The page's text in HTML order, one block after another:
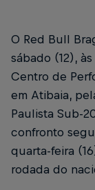
O Red Bull
sábado (12),
Centro de
em Atibaia,
Paulista Sub-
confronto
quarta-feira
rodada do